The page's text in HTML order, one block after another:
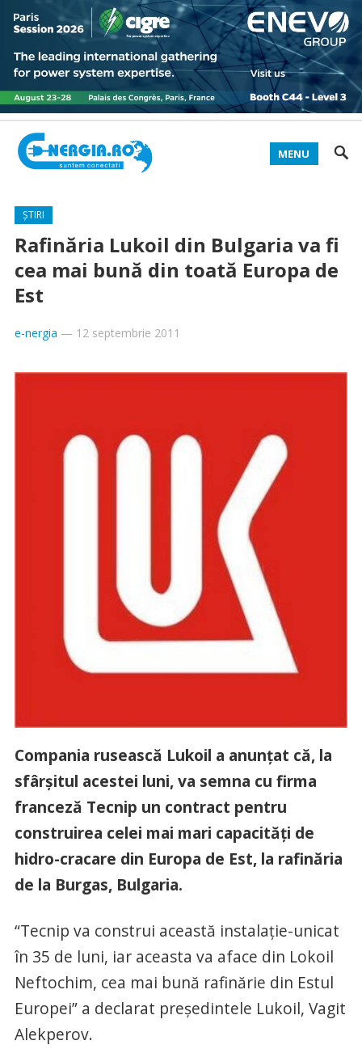
MENU
ȘTIRI
Rafinăria Lukoil din Bulgaria va fi
cea mai bună din toată Europa de
Est
e-nergia — 12 septembrie 2011
Compania rusească Lukoil a anunţat că, la
sfârşitul acestei luni, va semna cu firma
franceză Tecnip un contract pentru
construirea celei mai mari capacităţi de
hidro-cracare din Europa de Est, la rafinăria
de la Burgas, Bulgaria.
“Tecnip va construi această instalaţie-unicat
în 35 de luni, iar aceasta va aface din Lokoil
Neftochim, cea mai bună rafinărie din Estul
Europei” a declarat preşedintele Lukoil, Vagit
Alekperov.